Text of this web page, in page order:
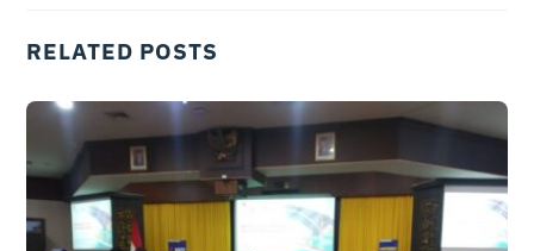
RELATED POSTS